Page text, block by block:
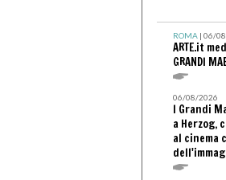
ROMA| 06/
ARTE.it
GRANDI
06/08/2026
I Grandi
a Herzog,
al cinema